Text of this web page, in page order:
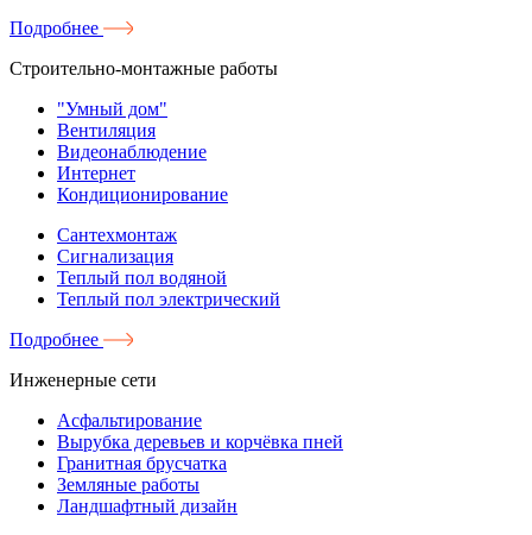
Подробнее
Строительно-монтажные работы
"Умный дом"
Вентиляция
Видеонаблюдение
Интернет
Кондиционирование
Сантехмонтаж
Сигнализация
Теплый пол водяной
Теплый пол электрический
Подробнее
Инженерные сети
Асфальтирование
Вырубка деревьев и корчёвка пней
Гранитная брусчатка
Земляные работы
Ландшафтный дизайн